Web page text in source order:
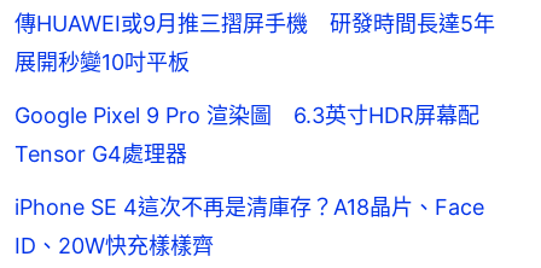
傳HUAWEI或9月推三摺屏手機 研發時間長達5年
展開秒變10吋平板
Google Pixel 9 Pro 渲染圖 6.3英寸HDR屏幕配
Tensor G4處理器
iPhone SE 4這次不再是清庫存？A18晶片、Face
ID、20W快充樣樣齊